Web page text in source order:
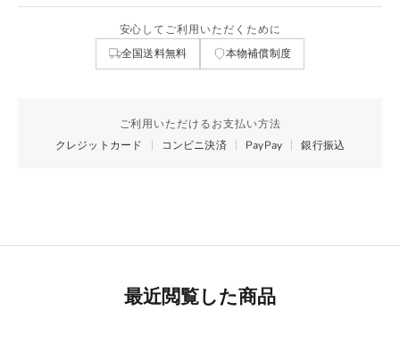
安心してご利用いただくために
全国送料無料 本物補償制度
ご利用いただけるお支払い方法
クレジットカード
コンビニ決済 PayPay 銀行振込
最近閲覧した商品